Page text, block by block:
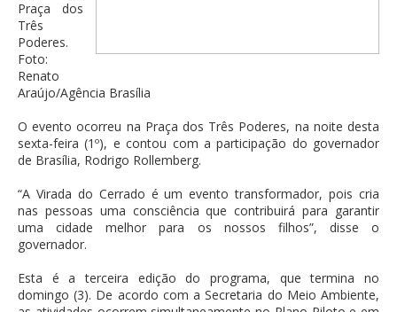
Praça dos
Três
Poderes.
Foto:
Renato
Araújo/Agência Brasília
O evento ocorreu na Praça dos Três Poderes, na noite desta
sexta-feira (1º), e contou com a participação do governador
de Brasília, Rodrigo Rollemberg.
“A Virada do Cerrado é um evento transformador, pois cria
nas pessoas uma consciência que contribuirá para garantir
uma cidade melhor para os nossos filhos”, disse o
governador.
Esta é a terceira edição do programa, que termina no
domingo (3). De acordo com a Secretaria do Meio Ambiente,